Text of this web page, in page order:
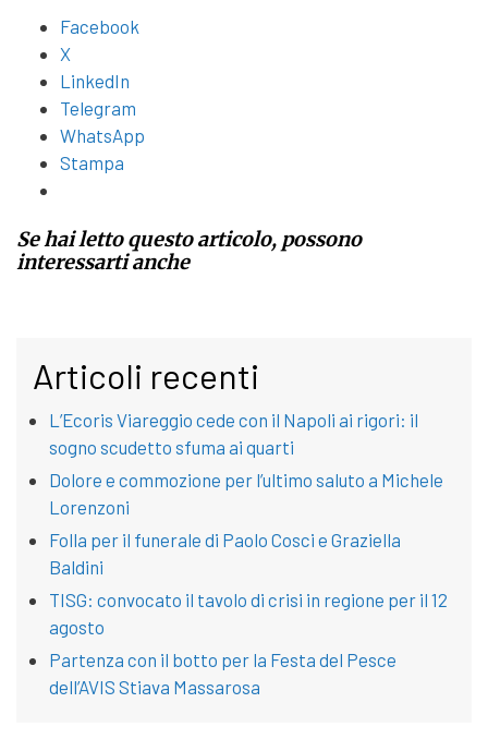
Facebook
X
LinkedIn
Telegram
WhatsApp
Stampa
Se hai letto questo articolo, possono
interessarti anche
Articoli recenti
L’Ecoris Viareggio cede con il Napoli ai rigori: il
sogno scudetto sfuma ai quarti
Dolore e commozione per l’ultimo saluto a Michele
Lorenzoni
Folla per il funerale di Paolo Cosci e Graziella
Baldini
TISG: convocato il tavolo di crisi in regione per il 12
agosto
Partenza con il botto per la Festa del Pesce
dell’AVIS Stiava Massarosa